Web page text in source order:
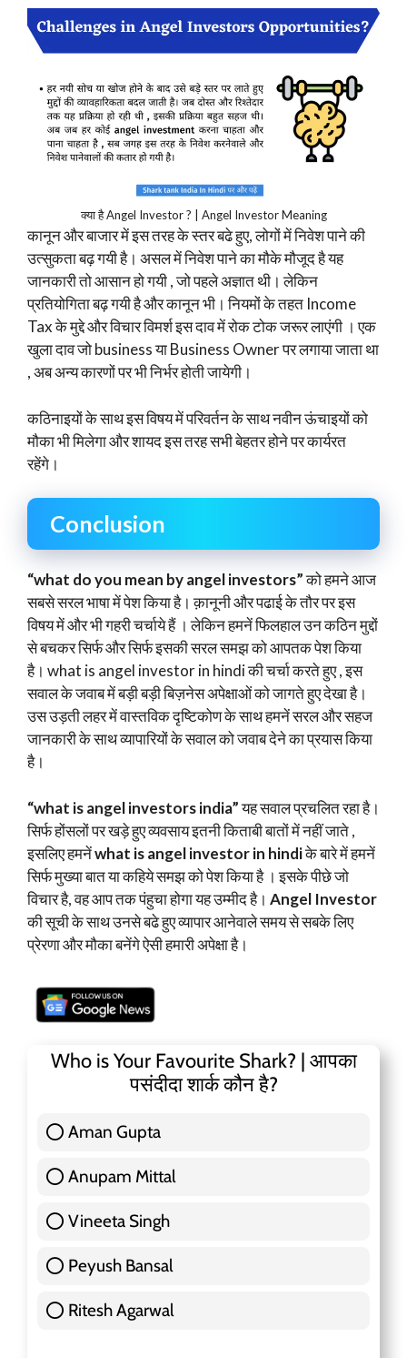
क्या है Angel Investor ? | Angel Investor Meaning
कानून और बाजार में इस तरह के स्तर बढे हुए, लोगों में निवेश पाने की
उत्सुकता बढ़ गयी है। असल में निवेश पाने का मौके मौजूद है यह
जानकारी तो आसान हो गयी , जो पहले अज्ञात थी। लेकिन
प्रतियोगिता बढ़ गयी है और कानून भी। नियमों के तहत Income
Tax के मुद्दे और विचार विमर्श इस दाव में रोक टोक जरूर लाएंगी । एक
खुला दाव जो business या Business Owner पर लगाया जाता था
, अब अन्य कारणों पर भी निर्भर होती जायेगी।
कठिनाइयों के साथ इस विषय में परिवर्तन के साथ नवीन ऊंचाइयों को
मौका भी मिलेगा और शायद इस तरह सभी बेहतर होने पर कार्यरत
रहेंगे।
Conclusion
“what do you mean by angel investors”को हमने आज
सबसे सरल भाषा में पेश किया है। क़ानूनी और पढाई के तौर पर इस
विषय में और भी गहरी चर्चाये हैं । लेकिन हमनें फिलहाल उन कठिन मुद्दों
से बचकर सिर्फ और सिर्फ इसकी सरल समझ को आपतक पेश किया
है। what is angel investor in hindi की चर्चा करते हुए , इस
सवाल के जवाब में बड़ी बड़ी बिज़नेस अपेक्षाओं को जागते हुए देखा है।
उस उड़ती लहर में वास्तविक दृष्टिकोण के साथ हमनें सरल और सहज
जानकारी के साथ व्यापारियों के सवाल को जवाब देने का प्रयास किया
है।
“what is angel investors india”यह सवाल प्रचलित रहा है।
सिर्फ होंसलों पर खड़े हुए व्यवसाय इतनी किताबी बातों में नहीं जाते ,
इसलिए हमनेंwhat is angel investor in hindiके बारे में हमनें
सिर्फ मुख्या बात या कहिये समझ को पेश किया है । इसके पीछे जो
विचार है, वह आप तक पंहुचा होगा यह उम्मीद है। Angel Investor
की सूची के साथ उनसे बढे हुए व्यापार आनेवाले समय से सबके लिए
प्रेरणा और मौका बनेंगे ऐसी हमारी अपेक्षा है।
Who is Your Favourite Shark? | आपका
पसंदीदा शार्क कौन है?
Aman Gupta
Anupam Mittal
Vineeta Singh
Peyush Bansal
Ritesh Agarwal